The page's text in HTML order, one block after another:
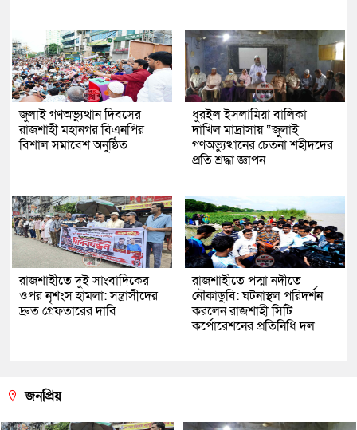
জুলাই গণঅভ্যুত্থান দিবসের
রাজশাহী মহানগর বিএনপির
বিশাল সমাবেশ অনুষ্ঠিত
ধুরইল ইসলামিয়া বালিকা
দাখিল মাদ্রাসায় “জুলাই
গণঅভ্যুত্থানের চেতনা শহীদদের
প্রতি শ্রদ্ধা জ্ঞাপন
রাজশাহীতে দুই সাংবাদিকের
ওপর নৃশংস হামলা: সন্ত্রাসীদের
দ্রুত গ্রেফতারের দাবি
রাজশাহীতে পদ্মা নদীতে
নৌকাডুবি: ঘটনাস্থল পরিদর্শন
করলেন রাজশাহী সিটি
কর্পোরেশনের প্রতিনিধি দল
জনপ্রিয়